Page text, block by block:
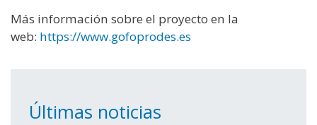
Más información sobre el proyecto en la
web: https://www.gofoprodes.es
Últimas noticias